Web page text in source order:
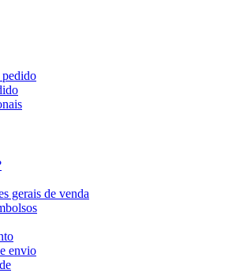
gerais de venda
envio